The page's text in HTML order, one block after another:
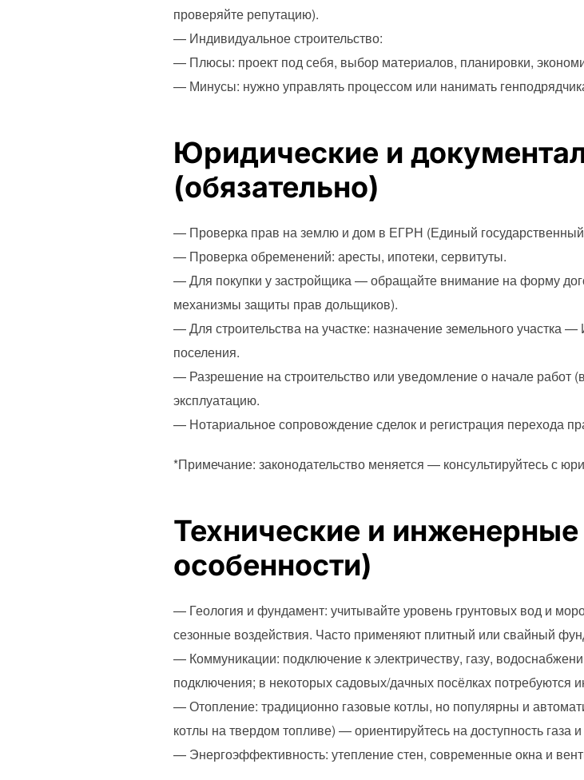
проверяйте репутацию).
— Индивидуальное строительство:
— Плюсы: проект под себя, выбор материалов, планировки,
— Минусы: нужно управлять процессом или нанимать
Юридические и
(обязательно)
— Проверка прав на землю и дом в ЕГРН (Единый
— Проверка обременений: аресты, ипотеки, сервитуты.
— Для покупки у застройщика — обращайте внимание на форму
механизмы защиты прав дольщиков).
— Для строительства на участке: назначение земельного
поселения.
— Разрешение на строительство или уведомление о начале работ
эксплуатацию.
— Нотариальное сопровождение сделок и регистрация перехода
*Примечание: законодательство меняется — консультируйтесь с
Технические и
особенности)
— Геология и фундамент: учитывайте уровень грунтовых вод и
сезонные воздействия. Часто применяют плитный или свайный
— Коммуникации: подключение к электричеству, газу,
подключения; в некоторых садовых/дачных посёлках потребуются
— Отопление: традиционно газовые котлы, но популярны и
котлы на твердом топливе) — ориентируйтесь на доступность газа
— Энергоэффективность: утепление стен, современные окна и